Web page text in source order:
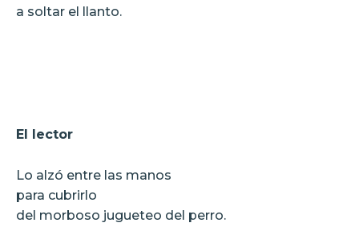
a soltar el llanto.
El lector
Lo alzó entre las manos
para cubrirlo
del morboso jugueteo del perro.